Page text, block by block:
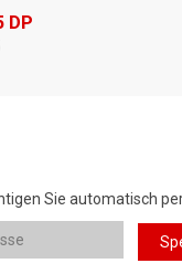
DP
Sie automatisch